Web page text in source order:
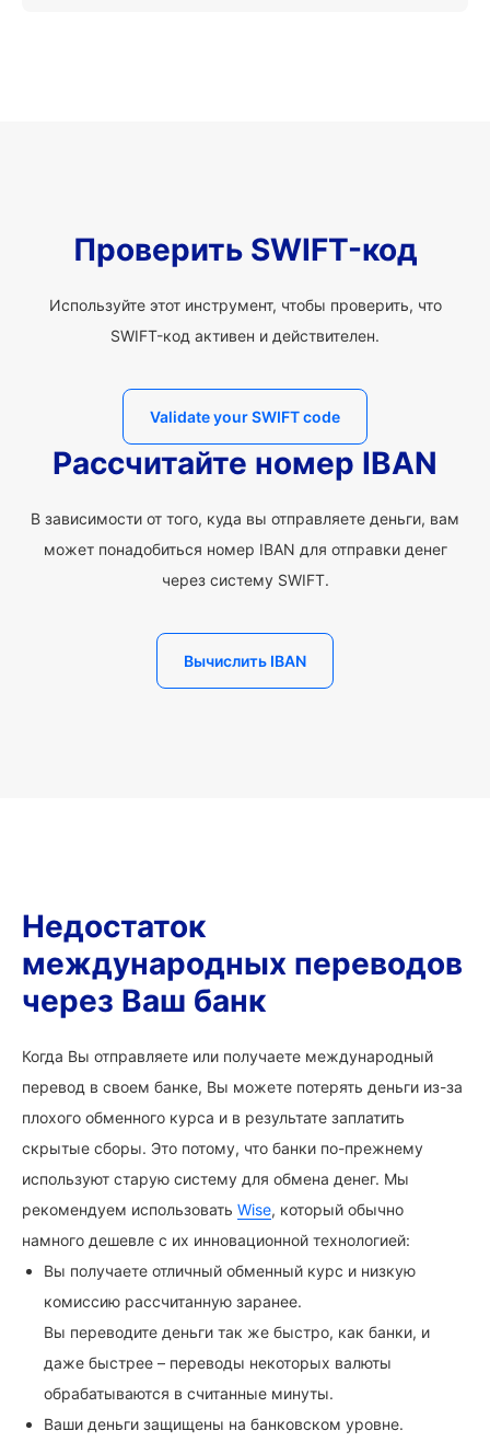
Проверить SWIFT-код
Используйте этот инструмент, чтобы проверить, что
SWIFT-код активен и действителен.
Validate your SWIFT code
Рассчитайте номер IBAN
В зависимости от того, куда вы отправляете деньги, вам
может понадобиться номер IBAN для отправки денег
через систему SWIFT.
Вычислить IBAN
Недостаток
международных переводов
через Ваш банк
Когда Вы отправляете или получаете международный
перевод в своем банке, Вы можете потерять деньги из-за
плохого обменного курса и в результате заплатить
скрытые сборы. Это потому, что банки по-прежнему
используют старую систему для обмена денег. Мы
рекомендуем использовать Wise, который обычно
намного дешевле с их инновационной технологией:
Вы получаете отличный обменный курс и низкую
комиссию рассчитанную заранее.
Вы переводите деньги так же быстро, как банки, и
даже быстрее – переводы некоторых валюты
обрабатываются в считанные минуты.
Ваши деньги защищены на банковском уровне.